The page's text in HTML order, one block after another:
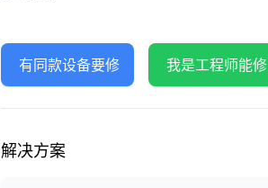
有同款设备要修 我是工程师能修
解决方案